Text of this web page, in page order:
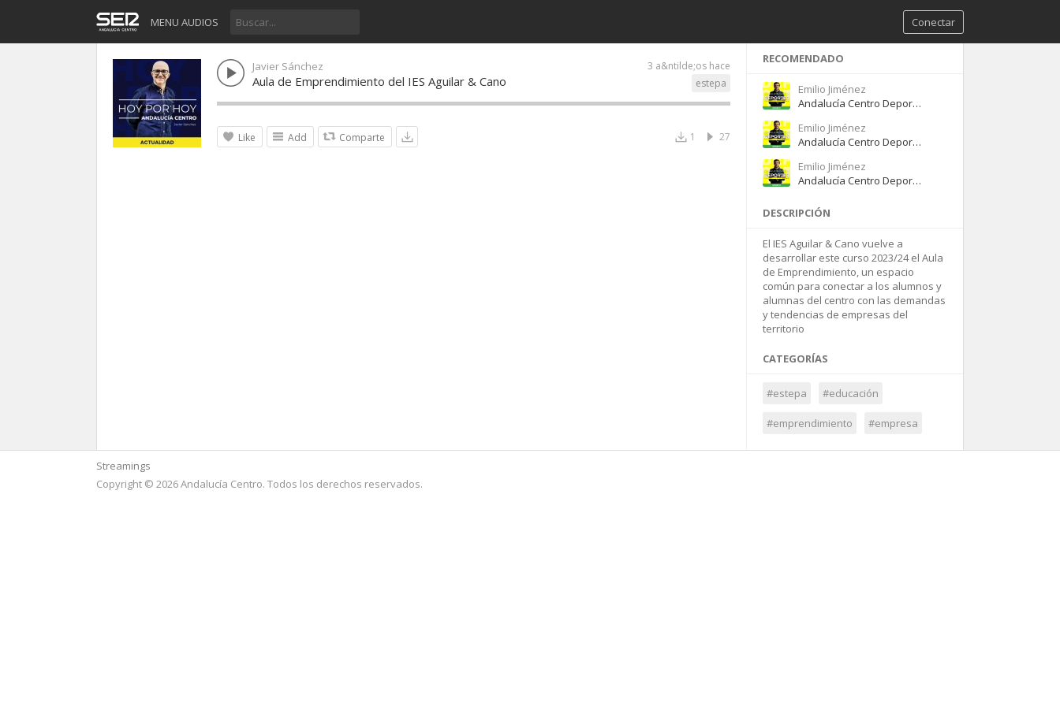
MENU AUDIOS Conectar
3 a&ntilde;os hace
Javier Sánchez
estepa
Aula de Emprendimiento del IES Aguilar & Cano
Like Add Comparte 27
1
RECOMENDADO
Emilio Jiménez
Andalucía Centro Deportes – Miércoles 23 de marzo de 2022
Emilio Jiménez
Andalucía Centro Deportes, Cadena SER – Miércoles 9 de febrero de 2022
Emilio Jiménez
Andalucía Centro Deportes – Lunes 21 de febrero de 2022
DESCRIPCIÓN
El IES Aguilar & Cano vuelve a
desarrollar este curso 2023/24 el Aula
de Emprendimiento, un espacio
común para conectar a los alumnos y
alumnas del centro con las demandas
y tendencias de empresas del
territorio
CATEGORÍAS
#estepa #educación
#emprendimiento #empresa
Streamings
Copyright © 2026 Andalucía Centro. Todos los derechos reservados.